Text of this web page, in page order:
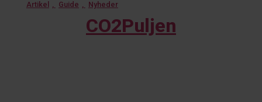
Artikel Guide Nyheder
CO2Puljen